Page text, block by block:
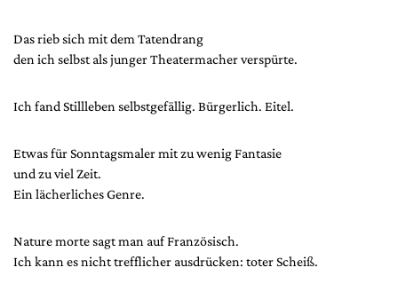
Das rieb sich mit dem Tatendrang
den ich selbst als junger Theatermacher verspürte.
Ich fand Stillleben selbstgefällig. Bürgerlich. Eitel.
Etwas für Sonntagsmaler mit zu wenig Fantasie
und zu viel Zeit.
Ein lächerliches Genre.
Nature morte sagt man auf Französisch.
Ich kann es nicht trefflicher ausdrücken: toter Scheiß.